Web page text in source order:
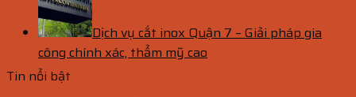
Dịch vụ cắt inox Quận 7 – Giải pháp gia
công chính xác, thẩm mỹ cao
Tin nổi bật